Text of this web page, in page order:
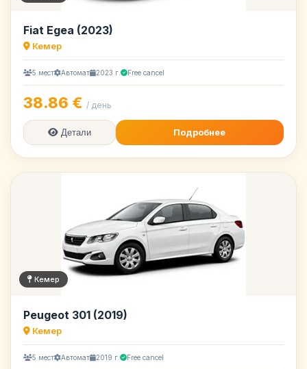
Fiat Egea (2023)
Кемер
5 мест Автомат 2023 г. Free cancel
38.86 € / день
Детали Подробнее
Кемер
Peugeot 301 (2019)
Кемер
5 мест Автомат 2019 г. Free cancel